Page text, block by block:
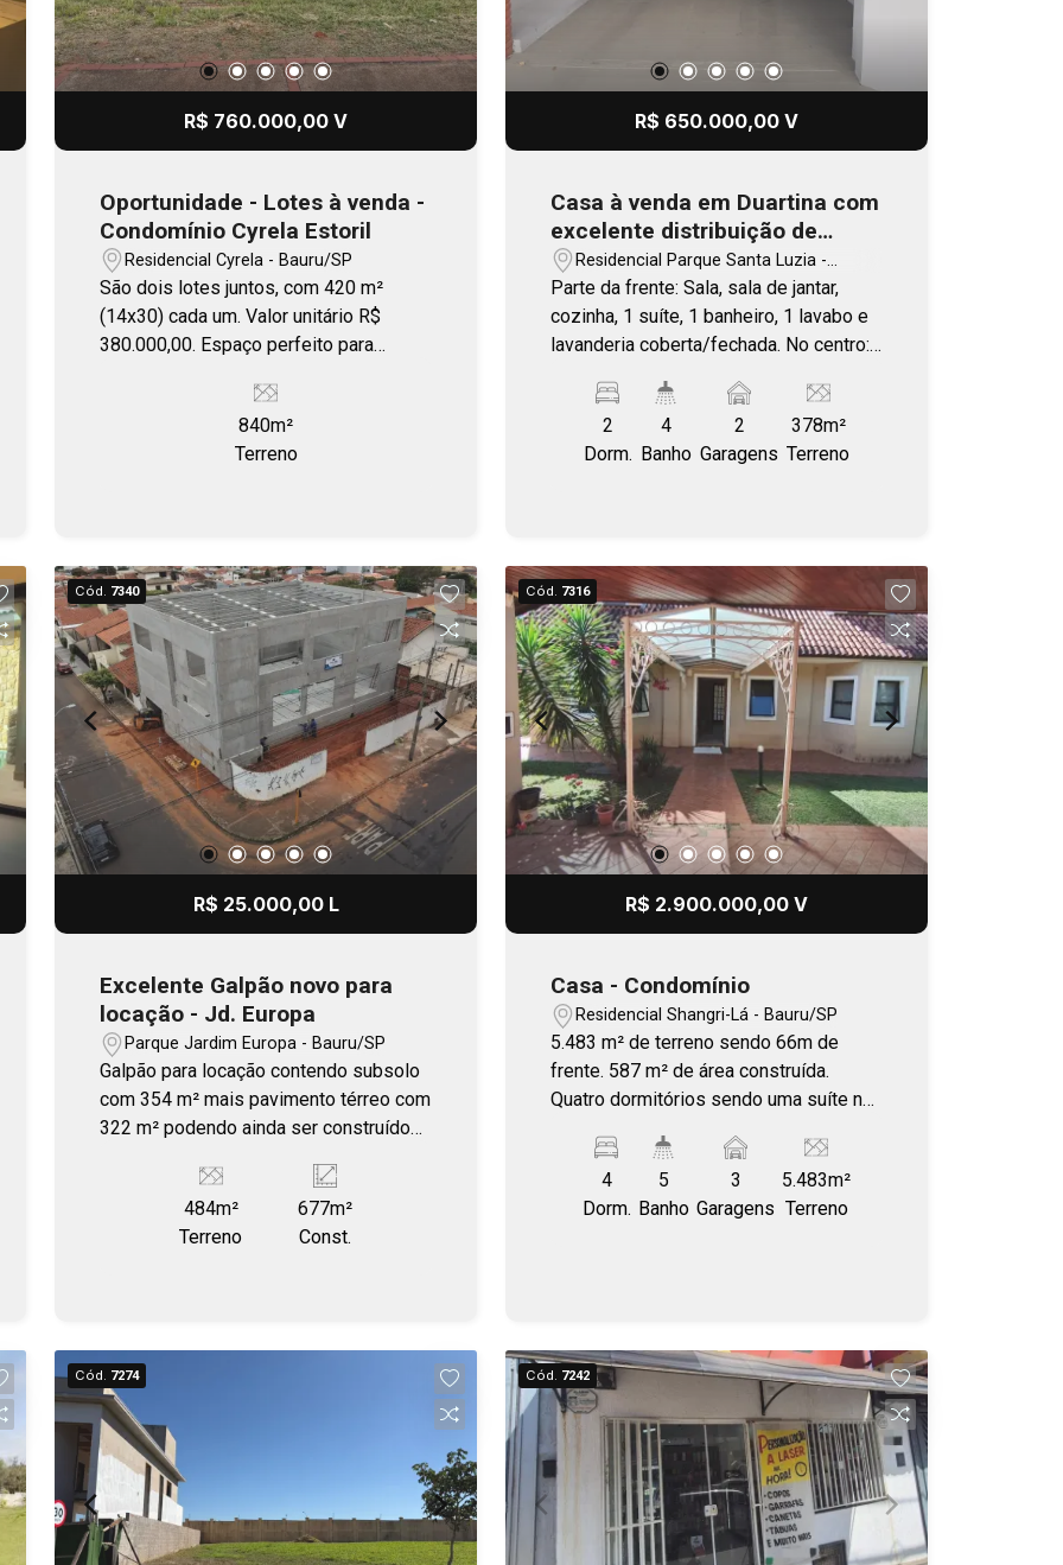
R$ 760.000,00 V
Oportunidade - Lotes à venda -
Condomínio Cyrela Estoril
Residencial Cyrela - Bauru/SP
São dois lotes juntos, com 420 m²
(14x30) cada um. Valor unitário R$
380.000,00. Espaço perfeito para
840m²
Terreno
R$ 650.000,00 V
Casa à venda em Duartina com
excelente distribuição de
espaço
Residencial Parque Santa Luzia -
Duartina/SP
Parte da frente: Sala, sala de jantar,
cozinha, 1 suíte, 1 banheiro, 1 lavabo e
lavanderia coberta/fechada. No centro:
quarto adicional. Garagem coberta para
2 carros, com espaço para ampliação
para um terceiro veículo.
2
Dorm.
4
Banho
2
Garagens
378m²
Terreno
Cód. 7340
R$ 25.000,00 L
Excelente Galpão novo para
locação - Jd. Europa
Parque Jardim Europa - Bauru/SP
Galpão para locação contendo subsolo
com 354 m² mais pavimento térreo com
322 m² podendo ainda ser construído
academia, escritório, cal center, clinica,
etc. O proprietário faz adequação sob
484m²
Terreno
677m²
Const.
Cód. 7316
R$ 2.900.000,00 V
Casa - Condomínio
Residencial Shangri-Lá - Bauru/SP
5.483 m² de terreno sendo 66m de
frente. 587 m² de área construída.
Quatro dormitórios sendo uma suíte no
mais dois dormitórios com um
banheiro. Quintal com espaço de
garagem para vários carros.
4
Dorm.
5
Banho
3
Garagens
5.483m²
Terreno
Cód. 7274 Cód. 7242